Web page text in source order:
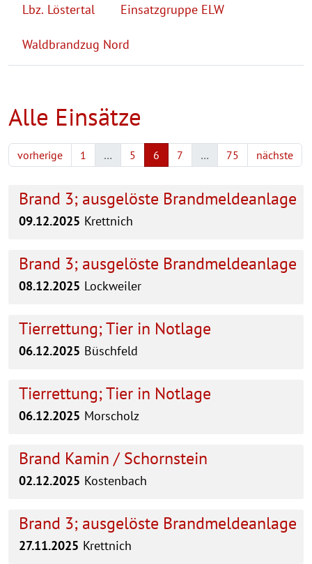
Lbz. Löstertal Einsatzgruppe ELW
Waldbrandzug Nord
Alle Einsätze
vorherige 1 … 5 6 7 … 75 nächste
Brand 3; ausgelöste Brandmeldeanlage
09.12.2025 Krettnich
Brand 3; ausgelöste Brandmeldeanlage
08.12.2025 Lockweiler
Tierrettung; Tier in Notlage
06.12.2025 Büschfeld
Tierrettung; Tier in Notlage
06.12.2025 Morscholz
Brand Kamin / Schornstein
02.12.2025 Kostenbach
Brand 3; ausgelöste Brandmeldeanlage
27.11.2025 Krettnich